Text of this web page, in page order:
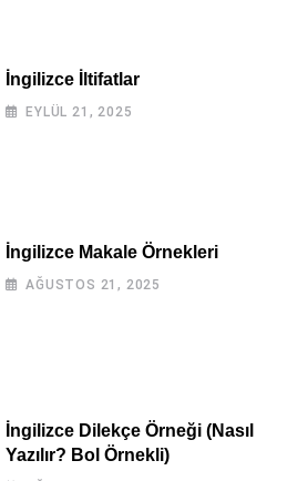
İngilizce İltifatlar
EYLÜL 21, 2025
İngilizce Makale Örnekleri
AĞUSTOS 21, 2025
İngilizce Dilekçe Örneği (Nasıl
Yazılır? Bol Örnekli)